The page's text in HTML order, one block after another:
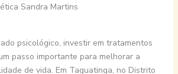
Sandra Martins
psicológico, investir em tratamentos
passo importante para melhorar a
de vida. Em Taguatinga, no Distrito